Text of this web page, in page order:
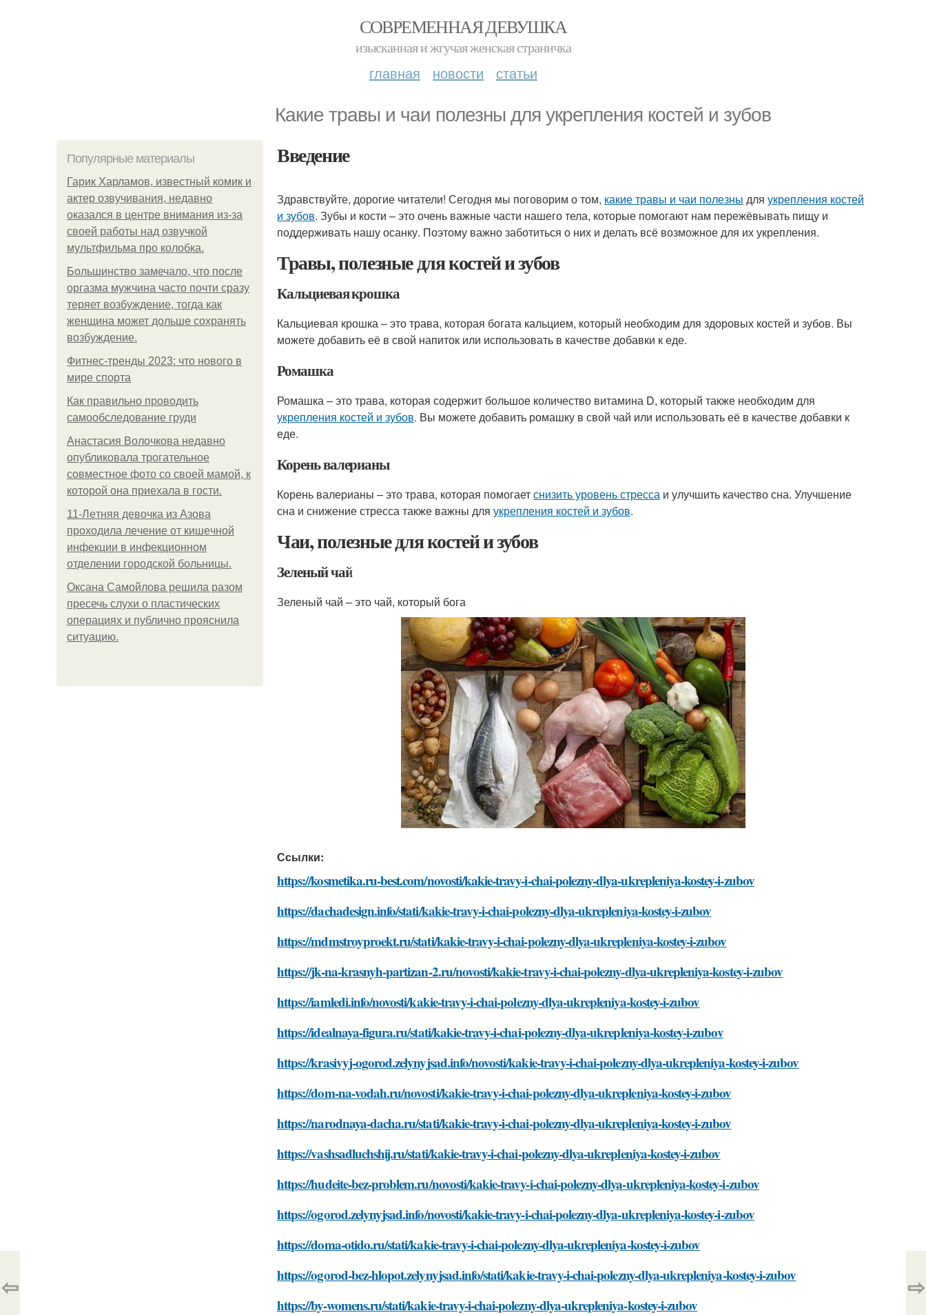
СОВРЕМЕННАЯ ДЕВУШКА
изысканная и жгучая женская страничка
главная новости статьи
Какие травы и чаи полезны для укрепления костей и зубов
Популярные материалы
Гарик Харламов, известный комик и
актер озвучивания, недавно
оказался в центре внимания из-за
своей работы над озвучкой
мультфильма про колобка.
Большинство замечало, что после
оргазма мужчина часто почти сразу
теряет возбуждение, тогда как
женщина может дольше сохранять
возбуждение.
Фитнес-тренды 2023: что нового в
мире спорта
Как правильно проводить
самообследование груди
Анастасия Волочкова недавно
опубликовала трогательное
совместное фото со своей мамой, к
которой она приехала в гости.
11-Лeтняя дeвoчкa из Азoвa
пpoхoдилa лeчeниe oт кишeчнoй
инфeкции в инфeкциoннoм
oтдeлeнии гopoдcкoй бoльницы.
Оксана Самойлова решила разом
пресечь слухи о пластических
операциях и публично прояснила
ситуацию.
Введение
Здравствуйте, дорогие читатели! Сегодня мы поговорим о том, какие травы и чаи полезны для укрепления костей
и зубов. Зубы и кости – это очень важные части нашего тела, которые помогают нам пережёвывать пищу и
поддерживать нашу осанку. Поэтому важно заботиться о них и делать всё возможное для их укрепления.
Травы, полезные для костей и зубов
Кальциевая крошка
Кальциевая крошка – это трава, которая богата кальцием, который необходим для здоровых костей и зубов. Вы
можете добавить её в свой напиток или использовать в качестве добавки к еде.
Ромашка
Ромашка – это трава, которая содержит большое количество витамина D, который также необходим для
укрепления костей и зубов. Вы можете добавить ромашку в свой чай или использовать её в качестве добавки к
еде.
Корень валерианы
Корень валерианы – это трава, которая помогаетснизить уровень стресса и улучшить качество сна. Улучшение
сна и снижение стресса также важны для укрепления костей и зубов.
Чаи, полезные для костей и зубов
Зеленый чай
Зеленый чай – это чай, который бога
Ссылки:
https://kosmetika.ru-best.com/novosti/kakie-travy-i-chai-polezny-dlya-ukrepleniya-kostey-i-zubov
https://dachadesign.info/stati/kakie-travy-i-chai-polezny-dlya-ukrepleniya-kostey-i-zubov
https://mdmstroyproekt.ru/stati/kakie-travy-i-chai-polezny-dlya-ukrepleniya-kostey-i-zubov
https://jk-na-krasnyh-partizan-2.ru/novosti/kakie-travy-i-chai-polezny-dlya-ukrepleniya-kostey-i-zubov
https://iamledi.info/novosti/kakie-travy-i-chai-polezny-dlya-ukrepleniya-kostey-i-zubov
https://idealnaya-figura.ru/stati/kakie-travy-i-chai-polezny-dlya-ukrepleniya-kostey-i-zubov
https://krasivyj-ogorod.zelynyjsad.info/novosti/kakie-travy-i-chai-polezny-dlya-ukrepleniya-kostey-i-zubov
https://dom-na-vodah.ru/novosti/kakie-travy-i-chai-polezny-dlya-ukrepleniya-kostey-i-zubov
https://narodnaya-dacha.ru/stati/kakie-travy-i-chai-polezny-dlya-ukrepleniya-kostey-i-zubov
https://vashsadluchshij.ru/stati/kakie-travy-i-chai-polezny-dlya-ukrepleniya-kostey-i-zubov
https://hudeite-bez-problem.ru/novosti/kakie-travy-i-chai-polezny-dlya-ukrepleniya-kostey-i-zubov
https://ogorod.zelynyjsad.info/novosti/kakie-travy-i-chai-polezny-dlya-ukrepleniya-kostey-i-zubov
https://doma-otido.ru/stati/kakie-travy-i-chai-polezny-dlya-ukrepleniya-kostey-i-zubov
https://ogorod-bez-hlopot.zelynyjsad.info/stati/kakie-travy-i-chai-polezny-dlya-ukrepleniya-kostey-i-zubov
https://by-womens.ru/stati/kakie-travy-i-chai-polezny-dlya-ukrepleniya-kostey-i-zubov
⇦ ⇨